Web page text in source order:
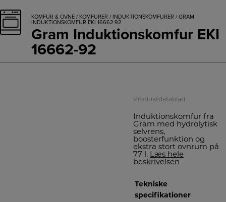
KOMFUR & OVNE / KOMFURER / INDUKTIONSKOMFURER / GRAM
INDUKTIONSKOMFUR EKI 16662-92
Gram Induktionskomfur EKI
16662-92
Produktdatablad
Induktionskomfur fra
Gram med hydrolytisk
selvrens,
boosterfunktion og
ekstra stort ovnrum på
77 l. Læs hele
beskrivelsen
Tekniske
specifikationer